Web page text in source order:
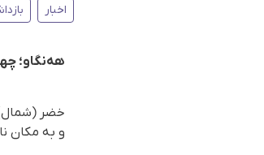
اخبار
هه‌نگاو؛
خضر (شمال)
و به مکان